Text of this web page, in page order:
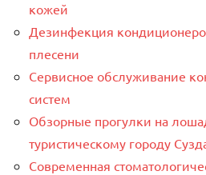
кожей
Дезинфекция
плесени
Сервисное обслуживание
систем
Обзорные прогулки на
туристическому городу
Современная